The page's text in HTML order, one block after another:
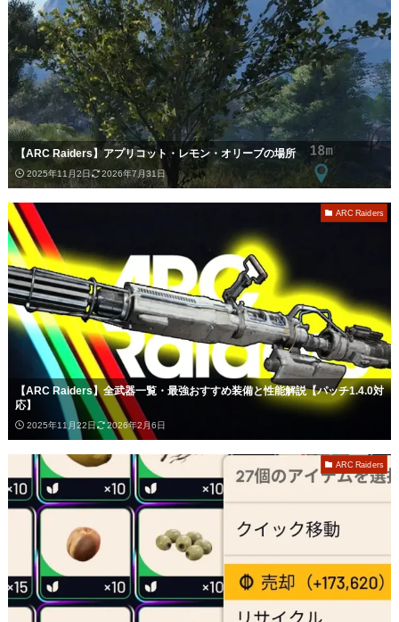
【ARC Raiders】アプリコット・レモン・オリーブの場所
2025年11月2日 2026年7月31日
ARC Raiders
【ARC Raiders】全武器一覧・最強おすすめ装備と性能解説【パッチ1.4.0対
応】
2025年11月22日 2026年2月6日
ARC Raiders